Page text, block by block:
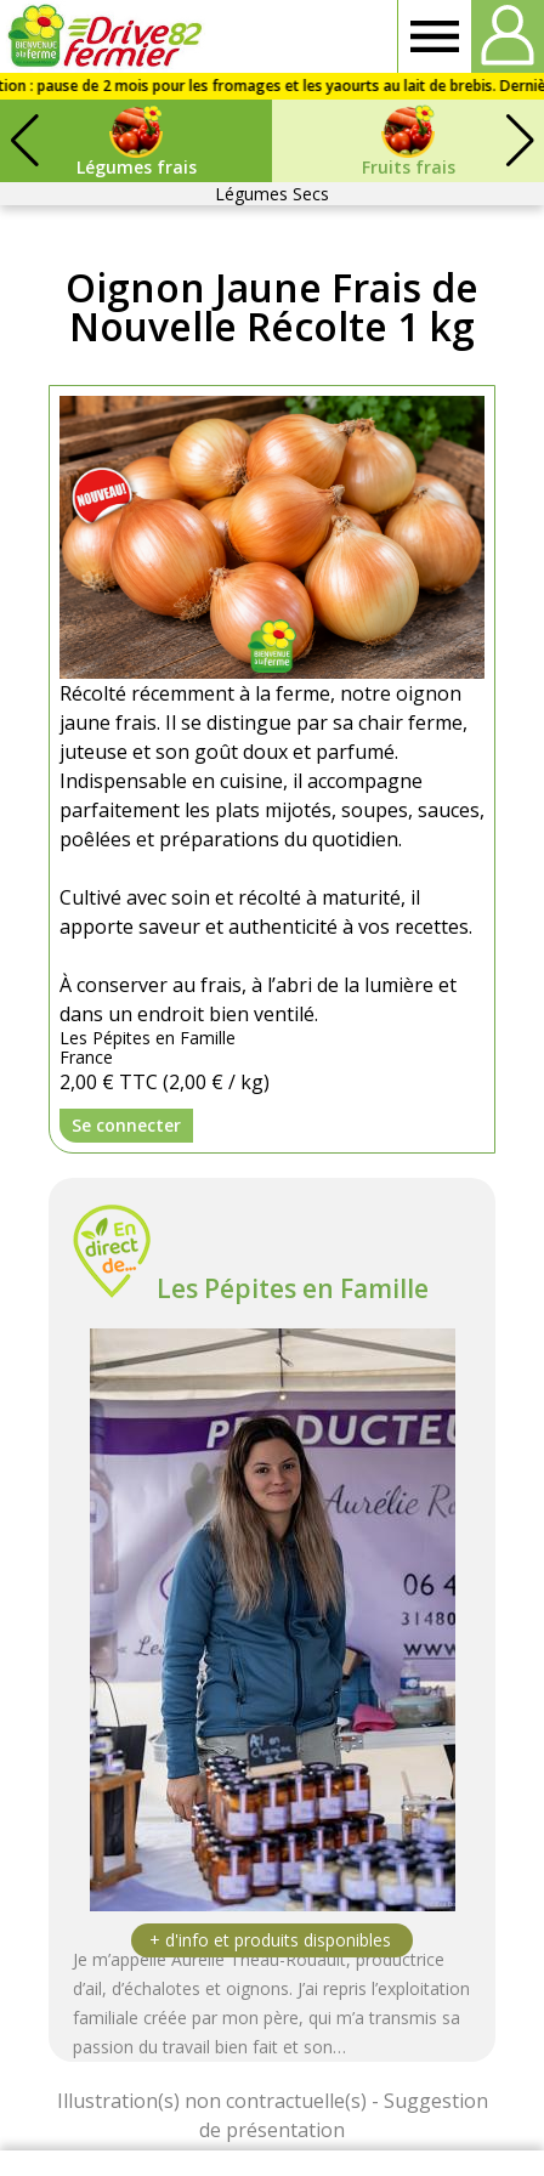
82
Légumes frais
Fruits frais
Légumes Secs
Oignon Jaune Frais de
Nouvelle Récolte 1 kg
Récolté récemment à la ferme, notre oignon
jaune frais. Il se distingue par sa chair ferme,
juteuse et son goût doux et parfumé.
Indispensable en cuisine, il accompagne
parfaitement les plats mijotés, soupes, sauces,
poêlées et préparations du quotidien.
Cultivé avec soin et récolté à maturité, il
apporte saveur et authenticité à vos recettes.
À conserver au frais, à l’abri de la lumière et
dans un endroit bien ventilé.
Les Pépites en Famille
France
2,00 € TTC (2,00 € / kg)
Se connecter
Les Pépites en Famille
Je m’appelle Aurélie Theau-Rouault, productrice
d’ail, d’échalotes et oignons. J’ai repris l’exploitation
familiale créée par mon père, qui m’a transmis sa
passion du travail bien fait et son…